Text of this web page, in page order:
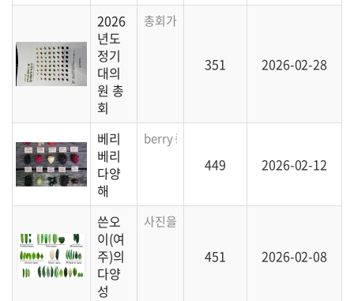
2026
년도
정기
대의
원 총
회
총회가 시작됩니다.
351 2026-02-28
베리
베리
다양
해
berry 종류는 참으로 다양합니다.
449 2026-02-12
쓴오
이(여
주)의
다양
성
사진을 통해 쓴오이가 얼마나 다양한지 한
451 2026-02-08